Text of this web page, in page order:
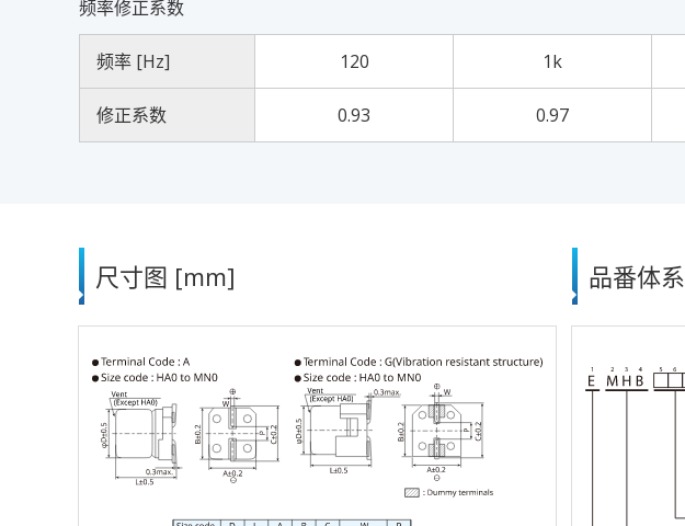
频率修正系数
频率 [Hz] 120 1k
修正系数 0.93 0.97
尺寸图 [mm] 品番体系